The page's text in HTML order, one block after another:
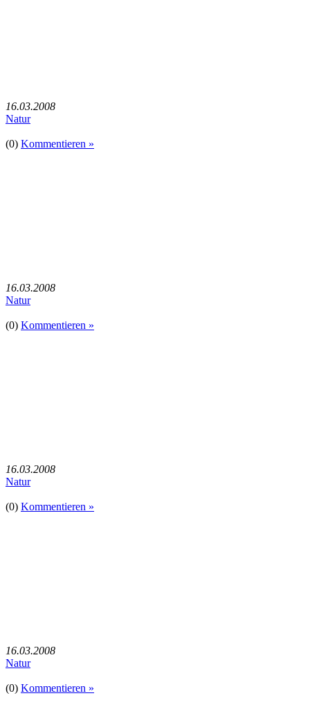
16.03.2008
Natur
(0) Kommentieren »
16.03.2008
Natur
(0) Kommentieren »
16.03.2008
Natur
(0) Kommentieren »
16.03.2008
Natur
(0) Kommentieren »